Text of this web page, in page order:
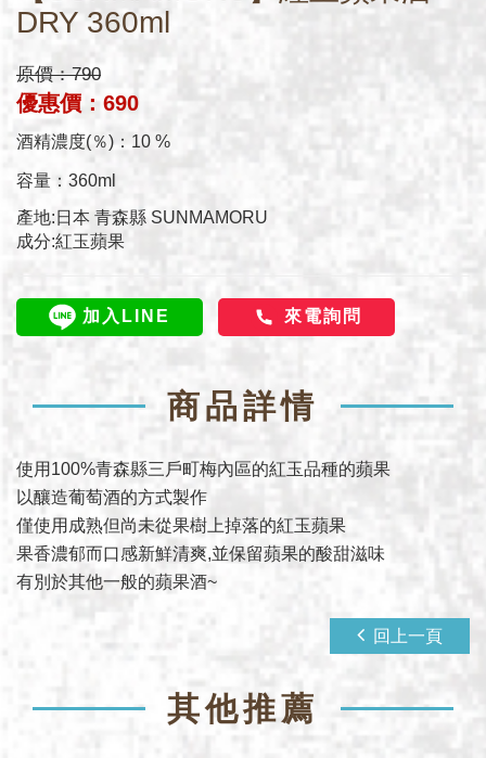
DRY 360ml
原價：790
優惠價： 690
酒精濃度(％)：10 %
容量：360ml
產地:日本 青森縣 SUNMAMORU
成分:紅玉蘋果
加入LINE 來電詢問
商品詳情
使用100%青森縣三戶町梅內區的紅玉品種的蘋果
以釀造葡萄酒的方式製作
僅使用成熟但尚未從果樹上掉落的紅玉蘋果
果香濃郁而口感新鮮清爽,並保留蘋果的酸甜滋味
有別於其他一般的蘋果酒~
回上一頁
其他推薦